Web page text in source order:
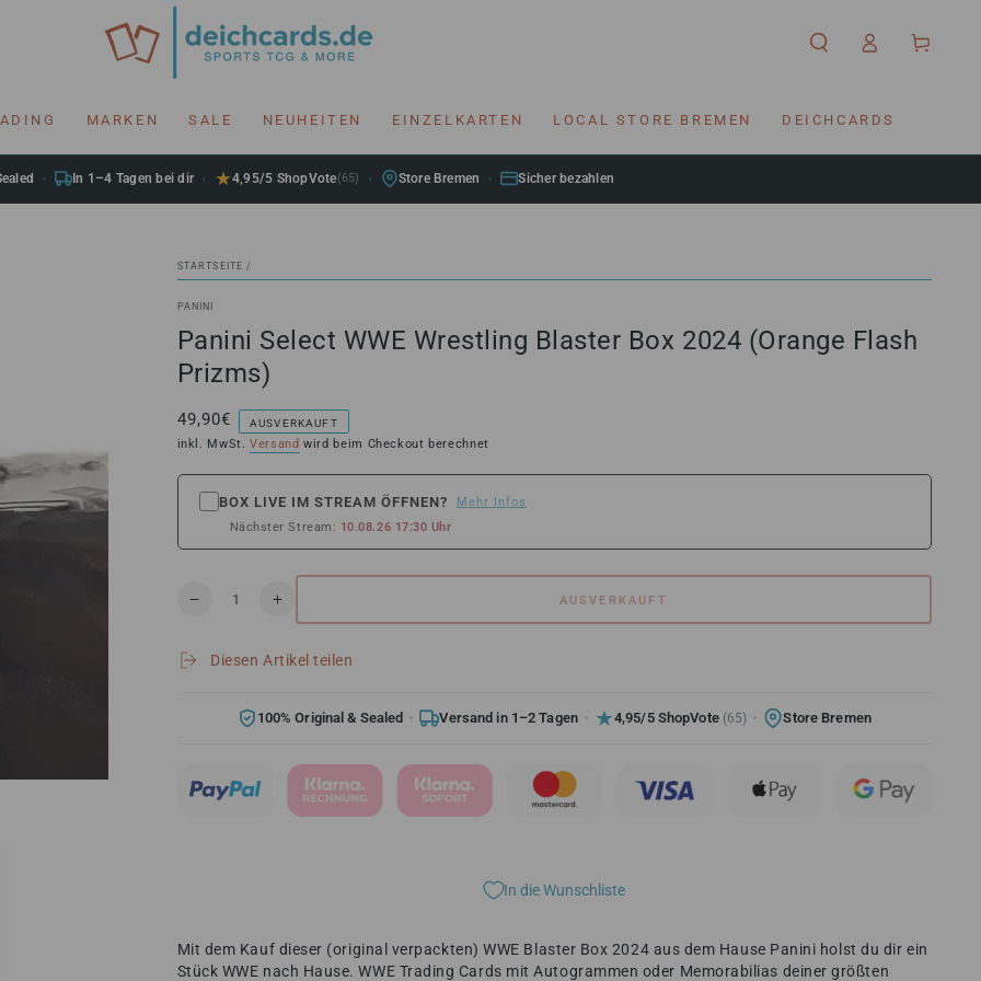
MARKEN SALE NEUHEITEN EINZELKARTEN LOCAL STORE BREMEN DEICHCARDS
EinloggenWarenkorb
In 1–4 Tagen bei dir 4,95/5 ShopVote(65) Store Bremen Sicher bezahlen
STARTSEITE /
PANINI
Panini Select WWE Wrestling Blaster Box 2024 (Orange Flash
Prizms)
Regulärer
Preis
49,90€ AUSVERKAUFT
inkl. MwSt.Versand wird beim Checkout berechnet
BOX LIVE IM STREAM ÖFFNEN?
Mehr Infos
Nächster Stream: 10.08.26 17:30 Uhr
Anzahl
Verringere
Menge
für
Select
Box
Erhöhe
die
Menge
für
Select
WWE
Blaster
Box
2024
AUSVERKAUFT
Diesen Artikel teilen
100% Original & Sealed Versand in 1–2 Tagen 4,95/5 ShopVote (65) Store Bremen
In die Wunschliste
Mit dem Kauf dieser (original verpackten) WWE Blaster Box 2024 aus dem Hause Panini holst du dir ein
Stück WWE nach Hause. WWE Trading Cards mit Autogrammen oder Memorabilias deiner größten